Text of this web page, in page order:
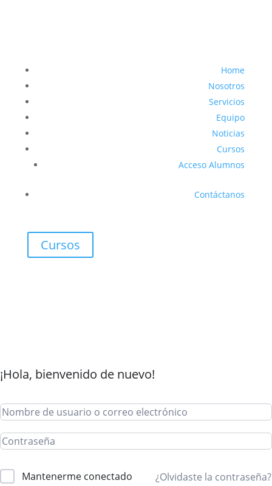
Home
Nosotros
Servicios
Equipo
Noticias
Cursos
Acceso Alumnos
Contáctanos
Cursos
¡Hola, bienvenido de nuevo!
Mantenerme conectado ¿Olvidaste la contraseña?